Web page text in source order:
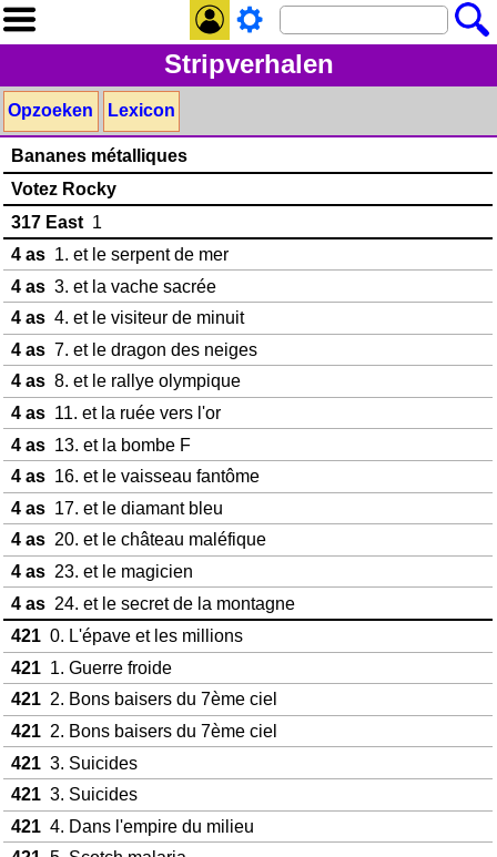
Stripverhalen
Opzoeken Lexicon
Bananes métalliques
Votez Rocky
317 East1
4 as1. et le serpent de mer
4 as3. et la vache sacrée
4 as4. et le visiteur de minuit
4 as7. et le dragon des neiges
4 as8. et le rallye olympique
4 as11. et la ruée vers l'or
4 as13. et la bombe F
4 as16. et le vaisseau fantôme
4 as17. et le diamant bleu
4 as20. et le château maléfique
4 as23. et le magicien
4 as24. et le secret de la montagne
4210. L'épave et les millions
4211. Guerre froide
4212. Bons baisers du 7ème ciel
4212. Bons baisers du 7ème ciel
421
3. Suicides
4213. Suicides
421
4. Dans l'empire du milieu